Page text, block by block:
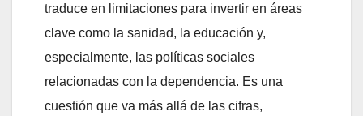
traduce en limitaciones para invertir en áreas
clave como la sanidad, la educación y,
especialmente, las políticas sociales
relacionadas con la dependencia. Es una
cuestión que va más allá de las cifras,